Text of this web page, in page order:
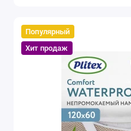
Популярный
Хит продаж